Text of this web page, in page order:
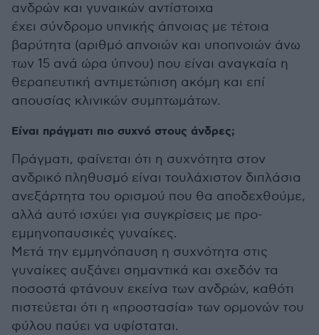
ανδρών και γυναικών αντίστοιχα
έχει σύνδρομο υπνικής άπνοιας με τέτοια
βαρύτητα (αριθμό απνοιών και υποπνοιών άνω
των 15 ανά ώρα ύπνου) που είναι αναγκαία η
θεραπευτική αντιμετώπιση ακόμη και επί
απουσίας κλινικών συμπτωμάτων.
Είναι πράγματι πιο συχνό στους άνδρες;
Πράγματι, φαίνεται ότι η συχνότητα στον
ανδρικό πληθυσμό είναι τουλάχιστον διπλάσια
ανεξάρτητα του ορισμού που θα αποδεχθούμε,
αλλά αυτό ισχύει για συγκρίσεις με προ-
εμμηνοπαυσικές γυναίκες.
Μετά την εμμηνόπαυση η συχνότητα στις
γυναίκες αυξάνει σημαντικά και σχεδόν τα
ποσοστά φτάνουν εκείνα των ανδρών, καθότι
πιστεύεται ότι η «προστασία» των ορμονών του
φύλου παύει να υφίσταται.